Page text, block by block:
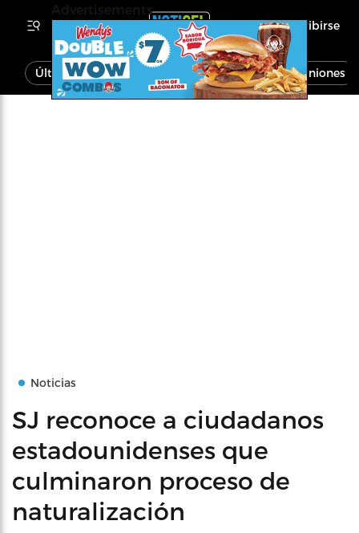
Inscribirse
Última Hora Noticias Economía Opiniones
Noticias
SJ reconoce a ciudadanos
estadounidenses que
culminaron proceso de
naturalización
Advertisements